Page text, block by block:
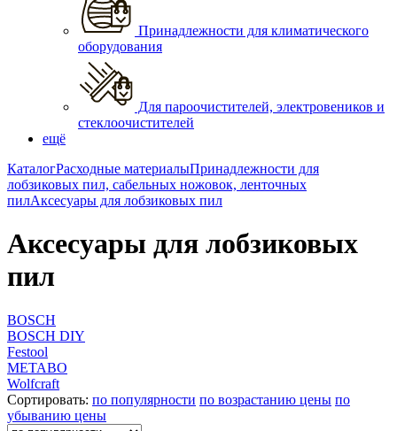
Принадлежности для климатического
оборудования
Для пароочистителей, электровеников и
стеклоочистителей
ещё
КаталогРасходные материалыПринадлежности для
лобзиковых пил, сабельных ножовок, ленточных
пилАксесуары для лобзиковых пил
Аксесуары для лобзиковых
пил
BOSCH
BOSCH DIY
Festool
METABO
Wolfcraft
Сортировать: по популярности по возрастанию цены по
убыванию цены